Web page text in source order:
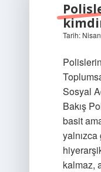
Tarih:
Sosyal
Bakış
basit
kalmaz,